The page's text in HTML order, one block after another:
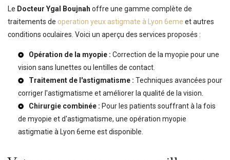
Le Docteur Ygal Boujnah offre une gamme complète de
traitements de operation yeux astigmate à Lyon 6eme et autres
conditions oculaires. Voici un aperçu des services proposés :
Opération de la myopie : Correction de la myopie pour une
vision sans lunettes ou lentilles de contact.
Traitement de l'astigmatisme : Techniques avancées pour
corriger l'astigmatisme et améliorer la qualité de la vision.
Chirurgie combinée : Pour les patients souffrant à la fois
de myopie et d'astigmatisme, une opération myopie
astigmatie à Lyon 6eme est disponible.